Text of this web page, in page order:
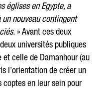
églises en Egypte, a
nouveau contingent
» Avant ces deux
universités publiques
et celle de Damanhour (au
l’orientation de créer un
coptes en leur sein pour